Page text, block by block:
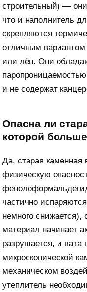
строительный) — они
что и наполнитель
скрепляются
отличным
или лён. Они
и не содержат
Опасна ли
которой
Да, старая каменная
физическую
частично
немного снижается),
материал начинает
разрушается, и вата
микроскопической
механическом
утеплитель